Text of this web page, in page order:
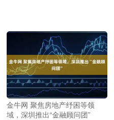
金牛网 聚焦房地产纾困等领
域，深圳推出“金融顾问团”